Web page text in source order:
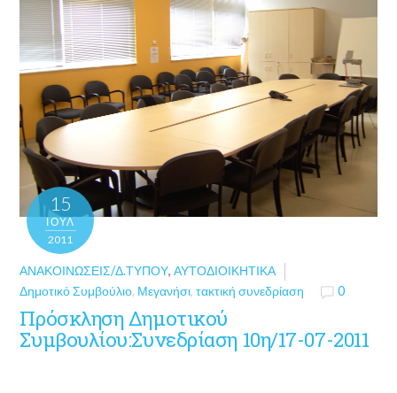
15
ΙΟΎΛ
2011
ΑΝΑΚΟΙΝΏΣΕΙΣ/Δ.ΤΎΠΟΥ,ΑΥΤΟΔΙΟΙΚΗΤΙΚΆ
Δημοτικό Συμβούλιο, Μεγανήσι,τακτική συνεδρίαση 0
Πρόσκληση Δημοτικού
Συμβουλίου:Συνεδρίαση 10η/17-07-2011